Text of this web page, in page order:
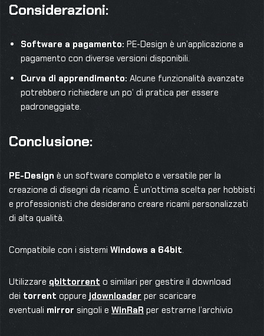
Considerazioni:
Software a pagamento: PE-Design è un’applicazione a
pagamento con diverse versioni disponibili.
Curva di apprendimento: Alcune funzionalità avanzate
potrebbero richiedere un po’ di pratica per essere
padroneggiate.
Conclusione:
PE-Design è un software completo e versatile per la
creazione di disegni da ricamo. È un’ottima scelta per hobbisti
e professionisti che desiderano creare ricami personalizzati
di alta qualità.
Compatibile con i sistemi Windows a 64bit.
Utilizzareqbittorrent o similari per gestire il download
dei torrent oppure jdownloader per scaricare
eventuali mirror singoli e WinRaR per estrarne l’archivio